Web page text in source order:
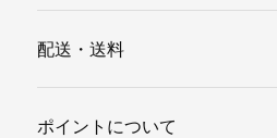
配送・送料
ポイントについて